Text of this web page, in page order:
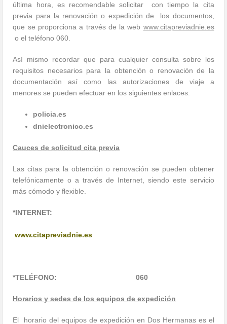
última hora, es recomendable solicitar con tiempo la cita
previa para la renovación o expedición de los documentos,
que se proporciona a través de la web www.citapreviadnie.es
o el teléfono 060.
Así mismo recordar que para cualquier consulta sobre los
requisitos necesarios para la obtención o renovación de la
documentación así como las autorizaciones de viaje a
menores se pueden efectuar en los siguientes enlaces:
policia.es
dnielectronico.es
Cauces de solicitud cita previa
Las citas para la obtención o renovación se pueden obtener
telefónicamente o a través de Internet, siendo este servicio
más cómodo y flexible.
*INTERNET:
www.citapreviadnie.es
*TELÉFONO: 060
Horarios y sedes de los equipos de expedición
El horario del equipos de expedición en Dos Hermanas es el